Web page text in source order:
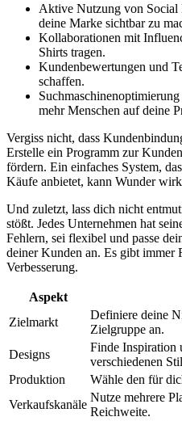
Aktive Nutzung⁤ von Social
‍deine Marke sichtbar zu
Kollaborationen ​mit
Shirts tragen.
Kundenbewertungen und
⁤schaffen.
mehr Menschen auf‌ deine
Vergiss nicht, dass
Erstelle ein Programm zur
fördern. Ein einfaches System,
Käufe anbietet, kann Wunder
Und⁢ zuletzt,⁢ lass dich nicht
stößt. Jedes Unternehmen hat⁣
Fehlern, sei ‌flexibel und passe
deiner Kunden an. ​Es gibt immer
Verbesserung.
Aspekt
Zielmarkt
Definiere‍ deine⁤
Zielgruppe an.
Designs
Finde ‍Inspiration
‍verschiedenen
Produktion
Wähle den‌ für
Verkaufskanäle
Nutze‍ mehrere
Reichweite.